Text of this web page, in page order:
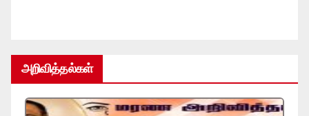
அறிவித்தல்கள்